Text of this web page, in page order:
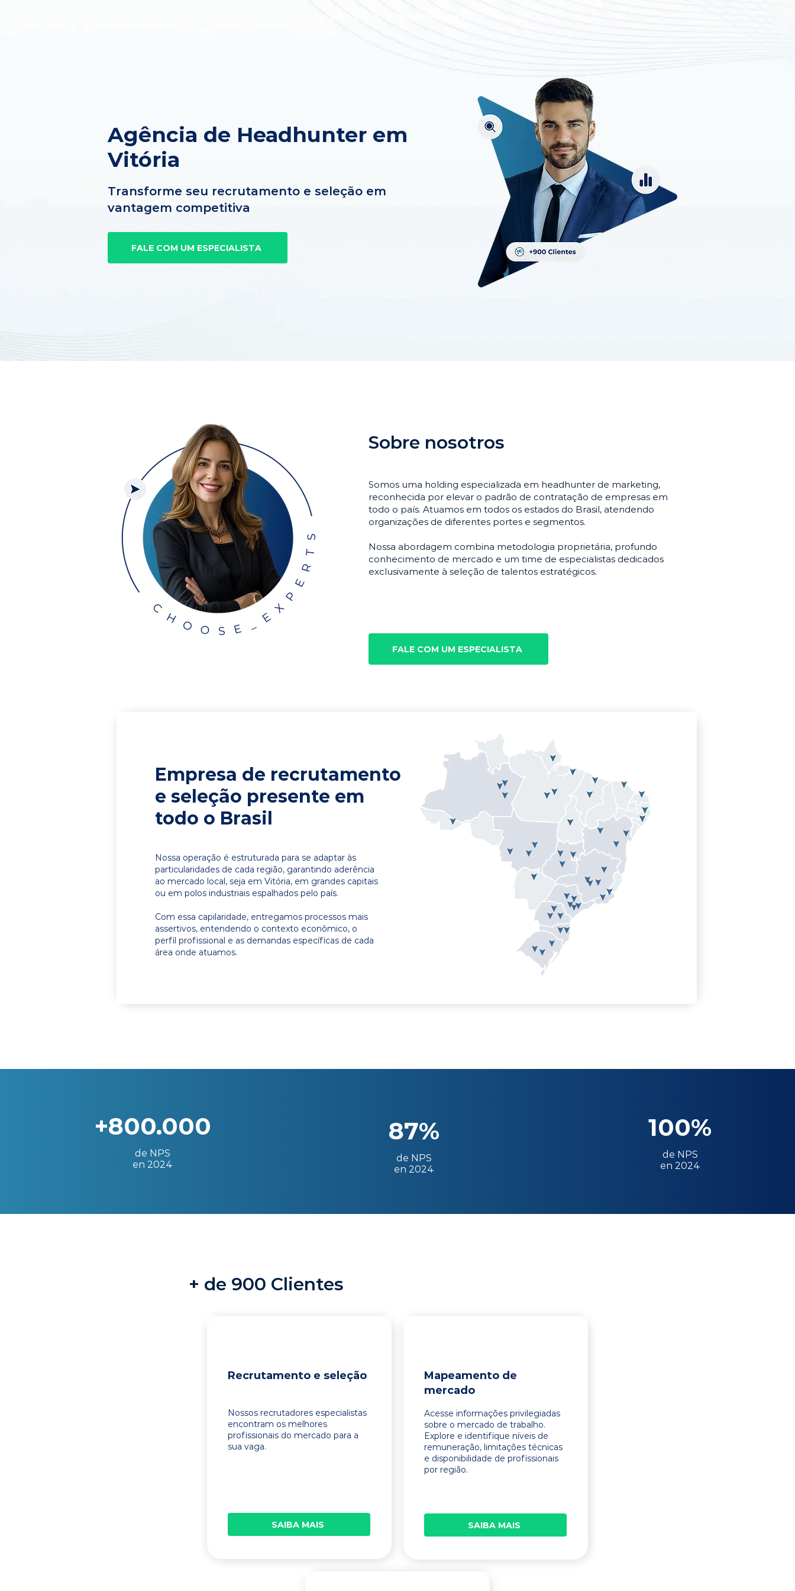
Agência de Headhunter em
Vitória
Transforme seu recrutamento e seleção em
vantagem competitiva
FALE COM UM ESPECIALISTA
Sobre nosotros
Somos uma holding especializada em headhunter de marketing,
reconhecida por elevar o padrão de contratação de empresas em
todo o país. Atuamos em todos os estados do Brasil, atendendo
organizações de diferentes portes e segmentos.
Nossa abordagem combina metodologia proprietária, profundo
conhecimento de mercado e um time de especialistas dedicados
exclusivamente à seleção de talentos estratégicos.
FALE COM UM ESPECIALISTA
Empresa de recrutamento
e seleção presente em
todo o Brasil
Nossa operação é estruturada para se adaptar às
particularidades de cada região, garantindo aderência
ao mercado local, seja em Vitória, em grandes capitais
ou em polos industriais espalhados pelo país.
Com essa capilaridade, entregamos processos mais
assertivos, entendendo o contexto econômico, o
perfil profissional e as demandas específicas de cada
área onde atuamos.
+800.000
de NPS
en 2024
87%
de NPS
en 2024
100%
de NPS
en 2024
+ de 900 Clientes
Recrutamento e seleção
Nossos recrutadores especialistas
encontram os melhores
profissionais do mercado para a
sua vaga.
SAIBA MAIS
Mapeamento de
mercado
Acesse informações privilegiadas
sobre o mercado de trabalho.
Explore e identifique níveis de
remuneração, limitações técnicas
e disponibilidade de profissionais
por região.
SAIBA MAIS